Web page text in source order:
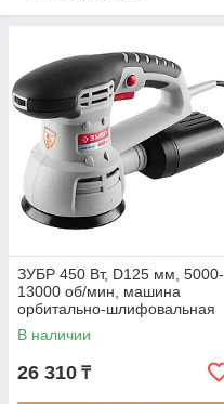
ЗУБР 450 Вт, D125 мм, 5000-
13000 об/мин, машина
орбитально-шлифовальная
ЗОШМ-450-125
В наличии
26 310 ₸